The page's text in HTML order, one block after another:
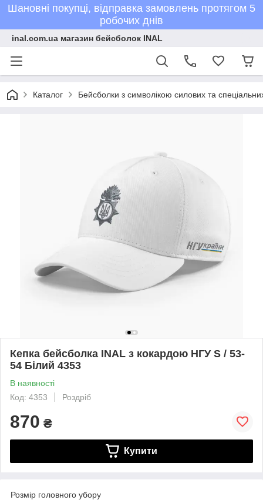
Шановні покупці, відправка замовлень протягом 5
робочих днів
inal.com.ua магазин бейсболок INAL
Каталог Бейсболки з символікою силових та
Кепка бейсболка INAL з кокардою НГУ S / 53-
54 Білий 4353
В наявності
Код: 4353
Роздріб
870 ₴
Купити
Розмір головного убору